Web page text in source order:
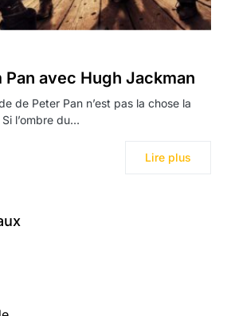
avec Hugh Jackman
de Peter Pan n’est pas la chose la
l’ombre du…
Lire plus